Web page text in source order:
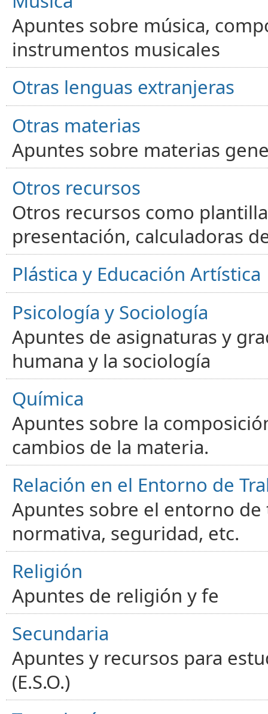
Apuntes sobre música,
instrumentos musicales
Otras lenguas extranjeras
Otras materias
Apuntes sobre materias
Otros recursos
Otros recursos como
presentación, calculadoras
Plástica y Educación Artística
Psicología y Sociología
Apuntes de asignaturas y
humana y la sociología
Química
Apuntes sobre la
cambios de la materia.
Relación en el Entorno de
Apuntes sobre el entorno
normativa, seguridad, etc.
Religión
Apuntes de religión y fe
Secundaria
Apuntes y recursos para
(E.S.O.)